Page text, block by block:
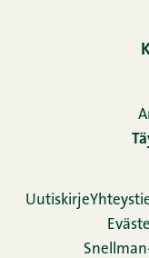
Uutiskirje